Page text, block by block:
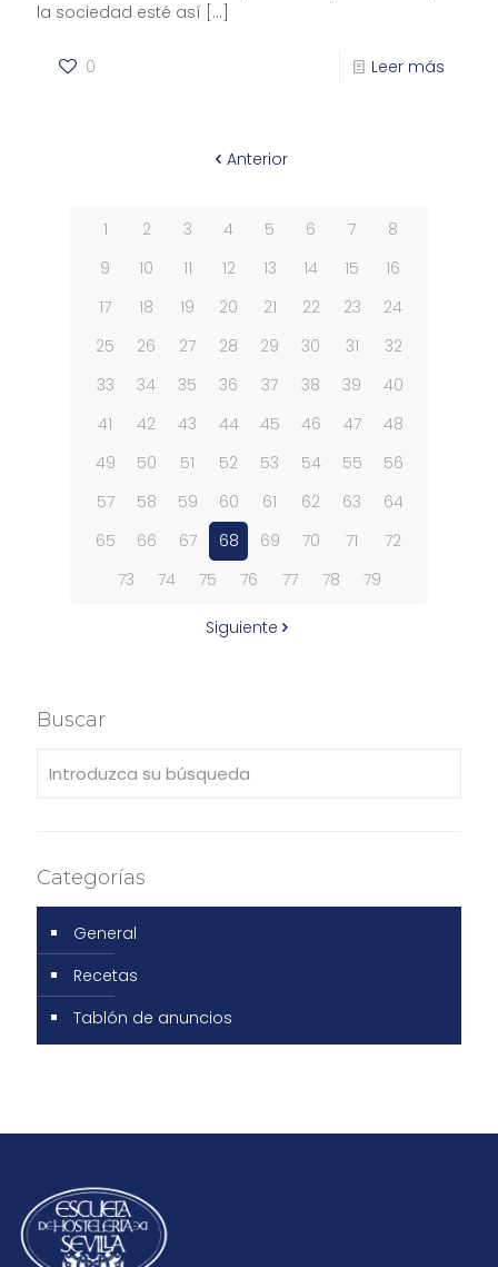
la sociedad esté así […]
0 Leer más
Anterior
1 2 3 4 5 6 7
8
9
10 11 12 13 14 15
16
17
18 19 20 21 22 23
24
25
26 27 28 29 30 31
32
33
34 35 36 37 38 39
40
41
42 43 44 45 46 47
48
49
50 51 52 53 54 55
56
57
58 59 60 61 62 63
64
65
66 67 68 69 70 71
72
73
74 75 76 77 78 79
Siguiente
Buscar
Categorías
General
Recetas
Tablón de anuncios